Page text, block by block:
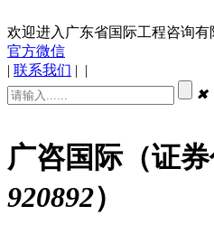
欢迎进入广东省国际工程咨询有
官方微信
| 联系我们 | |
✖
广咨国际（证券
920892）